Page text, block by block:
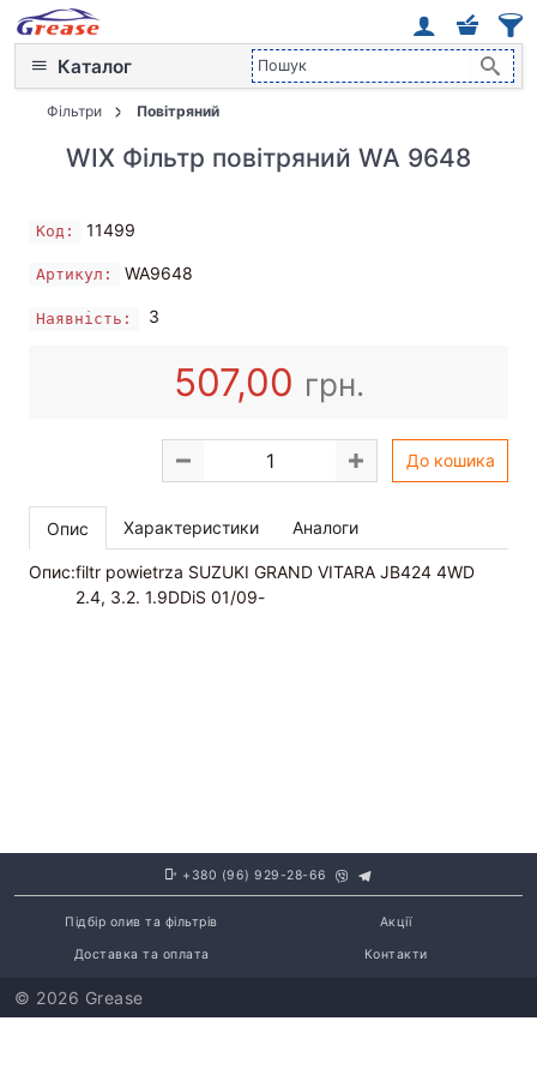
Каталог
Фільтри Повітряний
WIX Фільтр повітряний WA 9648
Код: 11499
Артикул: WA9648
Наявність: 3
507,00 грн.
До кошика
Опис Характеристики Аналоги
Опис:filtr powietrza SUZUKI GRAND VITARA JB424 4WD
2.4, 3.2. 1.9DDiS 01/09-
+380 (96) 929-28-66
Підбір олив та фільтрів Акції
Доставка та оплата Контакти
© 2026 Grease